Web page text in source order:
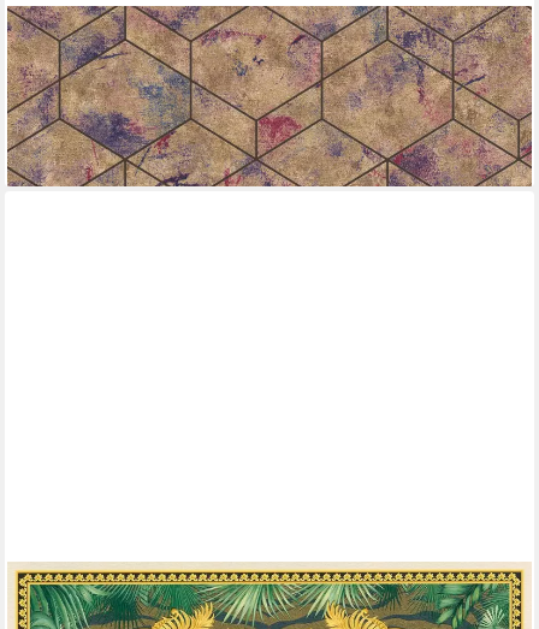
RASCH
Vliestapete, strukturiert, Geometrisch, (1 Rolle, 1 St), Hexagon
ab 25,99 € UVP42,45 €
(4,88 €/ 1 qm)
-39%
lieferbar - in 2-3 Werktagen bei dir
VERSACE
Vliestapete Wallpaper Versace 5 Design, leicht strukturiert, leicht